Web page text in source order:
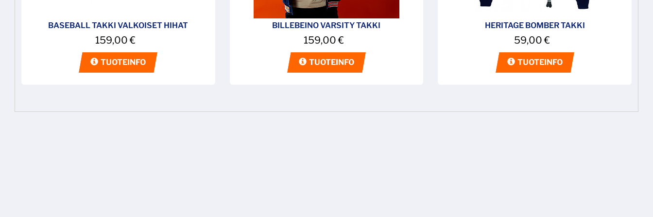
BASEBALL TAKKI VALKOISET HIHAT
159,00€
TUOTEINFO
BILLEBEINO VARSITY TAKKI
159,00€
TUOTEINFO
HERITAGE BOMBER TAKKI
59,00€
TUOTEINFO